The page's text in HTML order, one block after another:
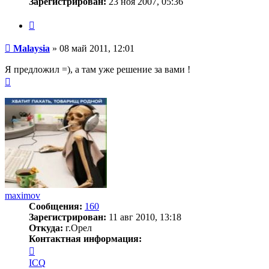
Сообщение
Malaysia » 08 май 2011, 12:01
Я предложил =), а там уже решение за вами !
началу
maximov
Сообщения: 160
Зарегистрирован: 11 авг 2010, 13:18
Откуда: г.Орел
Контактная информация:
информация
ICQ